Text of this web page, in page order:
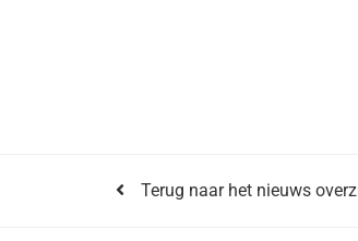
Terug naar het nieuws